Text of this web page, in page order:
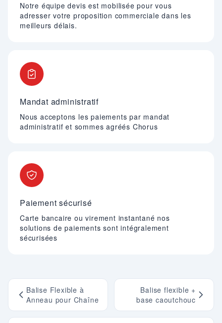
Notre équipe devis est mobilisée pour vous
adresser votre proposition commerciale dans les
meilleurs délais.
Mandat administratif
Nous acceptons les paiements par mandat
administratif et sommes agréés Chorus
Paiement sécurisé
Carte bancaire ou virement instantané nos
solutions de paiements sont intégralement
sécurisées
Balise Flexible à
Anneau pour Chaîne
Balise flexible +
base caoutchouc